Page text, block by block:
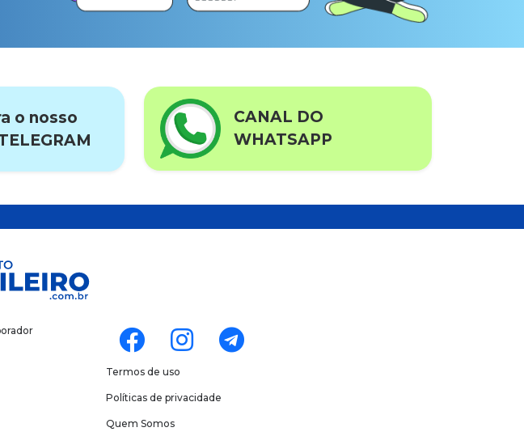
o nosso
CANAL DO
WHATSAPP
Termos de uso
Políticas de privacidade
Quem Somos